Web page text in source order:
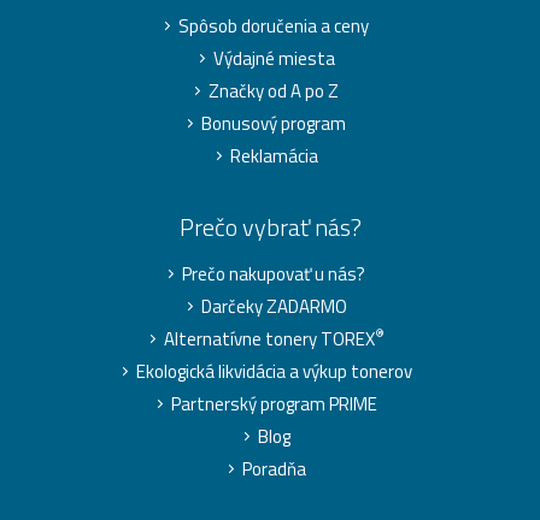
Spôsob doručenia a ceny
Výdajné miesta
Značky od A po Z
Bonusový program
Reklamácia
Prečo vybrať nás?
Prečo nakupovať u nás?
Darčeky ZADARMO
Alternatívne tonery TOREX®
Ekologická likvidácia a výkup tonerov
Partnerský program PRIME
Blog
Poradňa